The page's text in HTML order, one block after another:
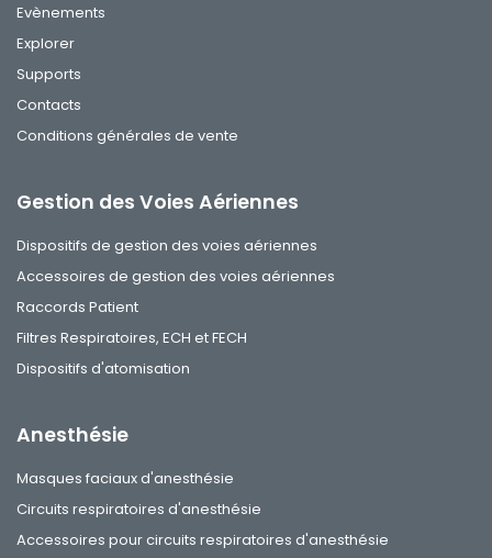
Evènements
Explorer
Supports
Contacts
Conditions générales de vente
Gestion des Voies Aériennes
Dispositifs de gestion des voies aériennes
Accessoires de gestion des voies aériennes
Raccords Patient
Filtres Respiratoires, ECH et FECH
Dispositifs d'atomisation
Anesthésie
Masques faciaux d'anesthésie
Circuits respiratoires d'anesthésie
Accessoires pour circuits respiratoires d'anesthésie